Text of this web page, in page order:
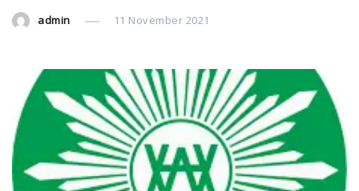
admin 11 November 2021